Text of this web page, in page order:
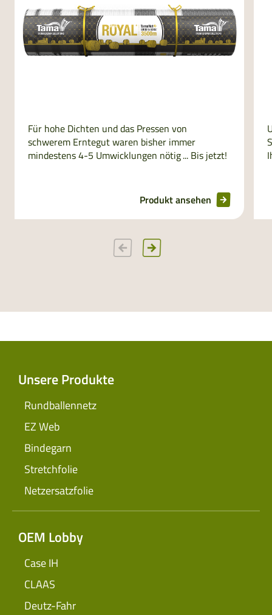
Für hohe Dichten und das Pressen von
schwerem Erntegut waren bisher immer
mindestens 4-5 Umwicklungen nötig ... Bis jetzt!
Produkt ansehen
Unsere Produkte
Rundballennetz
EZ Web
Bindegarn
Stretchfolie
Netzersatzfolie
OEM Lobby
Case IH
CLAAS
Deutz-Fahr